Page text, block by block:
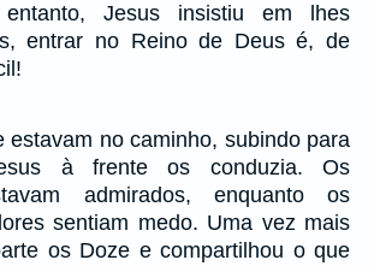
Jesus insistiu em lhes
entrar no Reino de Deus é, de
estavam no caminho, subindo para
à frente os conduzia. Os
admirados, enquanto os
sentiam medo. Uma vez mais
os Doze e compartilhou o que